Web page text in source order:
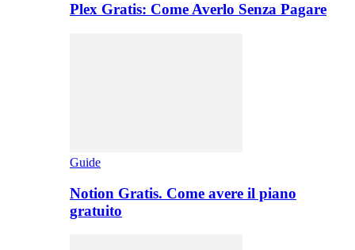
Plex Gratis: Come Averlo Senza Pagare
Guide
Notion Gratis. Come avere il piano
gratuito